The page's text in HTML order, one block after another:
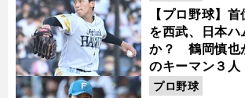
【プロ野球】
を西武、日本ハ
か？ 鶴岡慎也
のキーマン３人
プロ野球